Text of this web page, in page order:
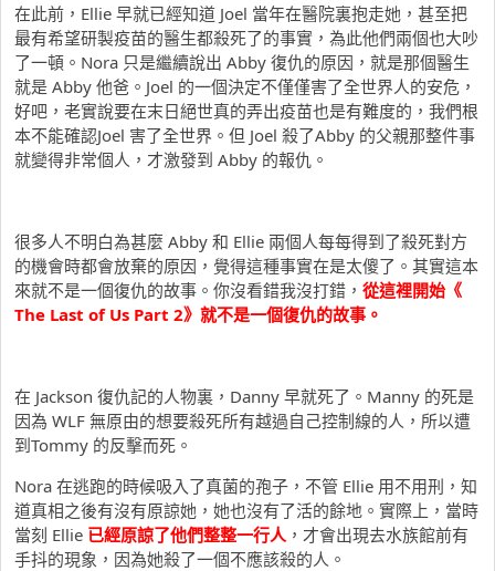
在此前，Ellie 早就已經知道 Joel 當年在醫院裏抱走她，甚至把
最有希望研製疫苗的醫生都殺死了的事實，為此他們兩個也大吵
了一頓。Nora 只是繼續說出 Abby 復仇的原因，就是那個醫生
就是 Abby 他爸。Joel 的一個決定不僅僅害了全世界人的安危，
好吧，老實說要在末日絕世真的弄出疫苗也是有難度的，我們根
本不能確認Joel 害了全世界。但 Joel 殺了Abby 的父親那整件事
就變得非常個人，才激發到 Abby 的報仇。
很多人不明白為甚麼 Abby 和 Ellie 兩個人每每得到了殺死對方
的機會時都會放棄的原因，覺得這種事實在是太傻了。其實這本
來就不是一個復仇的故事。你沒看錯我沒打錯， 從這裡開始《
The Last of Us Part 2》就不是一個復仇的故事。
在 Jackson 復仇記的人物裏，Danny 早就死了。Manny 的死是
因為 WLF 無原由的想要殺死所有越過自己控制線的人，所以遭
到Tommy 的反擊而死。
Nora 在逃跑的時候吸入了真菌的孢子，不管 Ellie 用不用刑，知
道真相之後有沒有原諒她，她也沒有了活的餘地。實際上，當時
當刻 Ellie 已經原諒了他們整整一行人 ，才會出現去水族館前有
手抖的現象，因為她殺了一個不應該殺的人。